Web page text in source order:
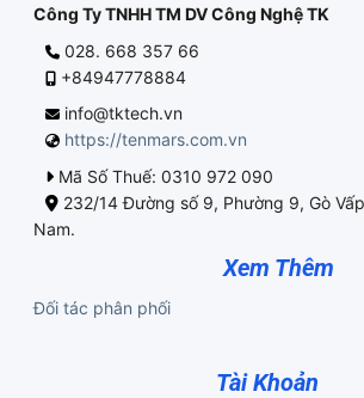
Công Ty TNHH TM DV Công Nghệ TK
028. 668 357 66
+84947778884
info@tktech.vn
https://tenmars.com.vn
Mã Số Thuế: 0310 972 090
232/14 Đường số 9, Phường 9, Gò
Nam.
Xem Thêm
Đối tác phân phối
Tài Khoản